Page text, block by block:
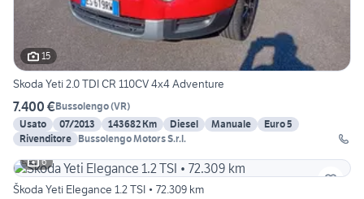
15
Skoda Yeti 2.0 TDI CR 110CV 4x4 Adventure
7.400 €Bussolengo(VR)
Usato
07/2013 143682 Km Diesel Manuale
Euro 5
Rivenditore Bussolengo Motors S.r.l.
6
Škoda Yeti Elegance 1.2 TSI • 72.309 km